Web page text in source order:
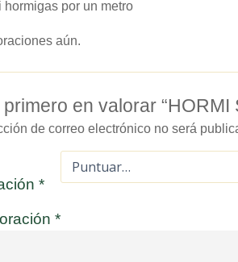
hormigas por un metro
aún.
en valorar “HORMI
de correo electrónico no será
*
*